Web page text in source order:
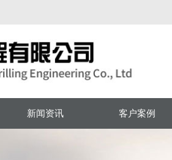
新闻资讯 客户案例